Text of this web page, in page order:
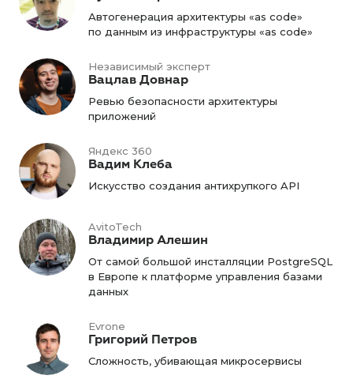
Автогенерация архитектуры «as code»
по данным из инфраструктуры «as code»
Независимый эксперт
Вацлав Довнар
Ревью безопасности архитектуры
приложений
Яндекс 360
Вадим Клеба
Искусство создания антихрупкого API
AvitoTech
Владимир Алешин
От самой большой инсталляции PostgreSQL
в Европе к платформе управления базами
данных
Evrone
Григорий Петров
Сложность, убивающая микросервисы